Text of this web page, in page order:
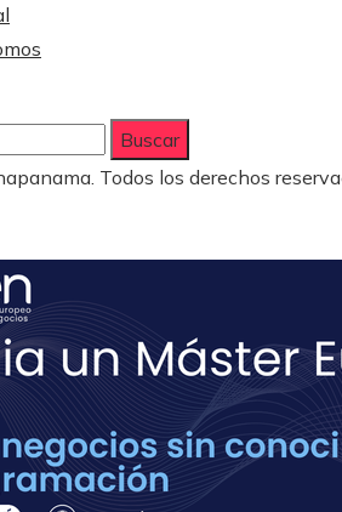
Todos los derechos